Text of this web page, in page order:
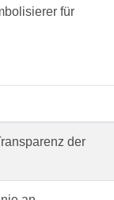
für
der